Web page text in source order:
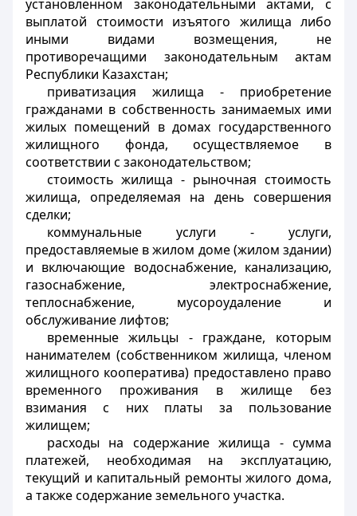
установленном законодательными актами, с
выплатой стоимости изъятого жилища либо
иными видами возмещения, не
противоречащими законодательным актам
Республики Казахстан;
приватизация жилища - приобретение
гражданами в собственность занимаемых ими
жилых помещений в домах государственного
жилищного фонда, осуществляемое в
соответствии с законодательством;
стоимость жилища - рыночная стоимость
жилища, определяемая на день совершения
сделки;
коммунальные услуги - услуги,
предоставляемые в жилом доме (жилом здании)
и включающие водоснабжение, канализацию,
газоснабжение, электроснабжение,
теплоснабжение, мусороудаление и
обслуживание лифтов;
временные жильцы - граждане, которым
нанимателем (собственником жилища, членом
жилищного кооператива) предоставлено право
временного проживания в жилище без
взимания с них платы за пользование
жилищем;
расходы на содержание жилища - сумма
платежей, необходимая на эксплуатацию,
текущий и капитальный ремонты жилого дома,
а также содержание земельного участка.